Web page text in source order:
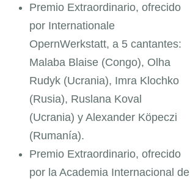
Premio Extraordinario, ofrecido
por Internationale
OpernWerkstatt, a 5 cantantes:
Malaba Blaise (Congo), Olha
Rudyk (Ucrania), Imra Klochko
(Rusia), Ruslana Koval
(Ucrania) y Alexander Köpeczi
(Rumanía).
Premio Extraordinario, ofrecido
por la Academia Internacional de